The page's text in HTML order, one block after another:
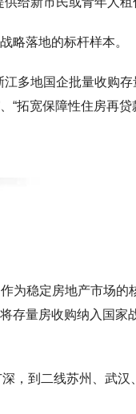
略落地的标杆样本。
江多地国企批量收购存
“拓宽保障性住房再贷
为稳定房地产市场的
存量房收购纳入国家
，到二线苏州、武汉